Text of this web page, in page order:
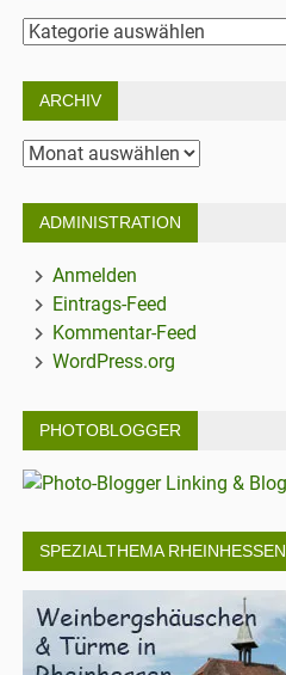
Kategorien
ARCHIV
Archiv
ADMINISTRATION
Anmelden
Eintrags-Feed
Kommentar-Feed
WordPress.org
PHOTOBLOGGER
SPEZIALTHEMA RHEINHESSEN